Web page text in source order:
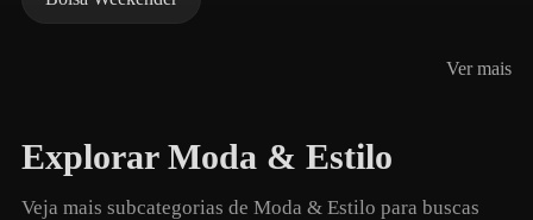
Ver mais
Explorar Moda & Estilo
Veja mais subcategorias de Moda & Estilo para buscas